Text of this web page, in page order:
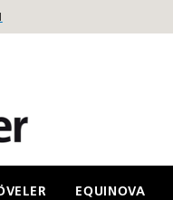
springen
EQUINOVA